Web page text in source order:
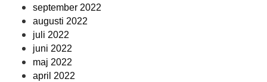
september 2022
augusti 2022
juli 2022
juni 2022
maj 2022
april 2022